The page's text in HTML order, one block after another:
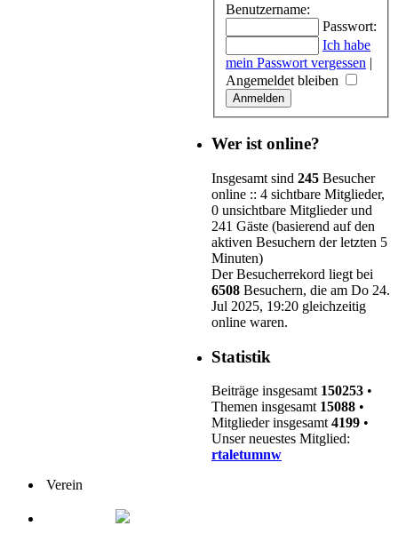
Benutzername:
Passwort:
Ich habe
mein Passwort vergessen |
Angemeldet bleiben
Wer ist online?
Insgesamt sind 245 Besucher
online :: 4 sichtbare Mitglieder,
0 unsichtbare Mitglieder und
241 Gäste (basierend auf den
aktiven Besuchern der letzten 5
Minuten)
Der Besucherrekord liegt bei
6508 Besuchern, die am Do 24.
Jul 2025, 19:20 gleichzeitig
online waren.
Statistik
Beiträge insgesamt 150253 •
Themen insgesamt 15088 •
Mitglieder insgesamt 4199 •
Unser neuestes Mitglied:
rtaletumnw
Verein